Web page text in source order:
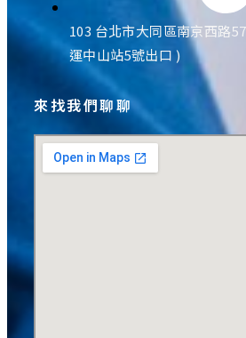
103 台北市大同區南京西路
運中山站5號出口 )
來找我們聊聊